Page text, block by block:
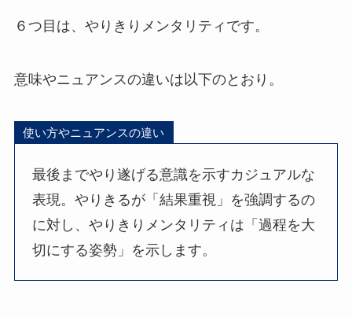
６つ目は、やりきりメンタリティです。
意味やニュアンスの違いは以下のとおり。
使い方やニュアンスの違い
最後までやり遂げる意識を示すカジュアルな
表現。やりきるが「結果重視」を強調するの
に対し、やりきりメンタリティは「過程を大
切にする姿勢」を示します。